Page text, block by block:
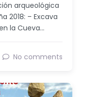
arqueológica
2018: – Excava
la Cueva…
No comments